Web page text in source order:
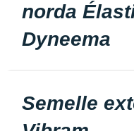
norda
Dyneema
Semelle